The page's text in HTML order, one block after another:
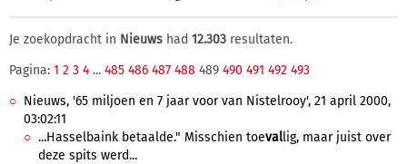
Je zoekopdracht in Nieuws had 12.303 resultaten.
Pagina: 1 2 3 4 ... 485 486 487 488 489 490 491 492 493
Nieuws, '65 miljoen en 7 jaar voor van Nistelrooy', 21 april 2000,
03:02:11
...Hasselbaink betaalde." Misschien toevallig, maar juist over
deze spits werd...